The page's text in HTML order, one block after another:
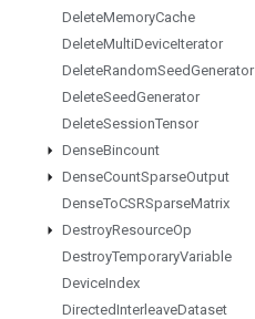
DeleteMemoryCache
DeleteMultiDeviceIterator
DeleteRandomSeedGenerator
DeleteSeedGenerator
DeleteSessionTensor
DenseBincount
DenseCountSparseOutput
DenseToCSRSparseMatrix
DestroyResourceOp
DestroyTemporaryVariable
DeviceIndex
DirectedInterleaveDataset